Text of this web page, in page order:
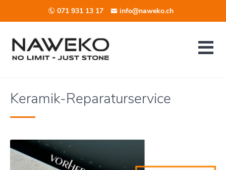
071 931 13 17 info@naweko.ch
Keramik-Reparaturservice